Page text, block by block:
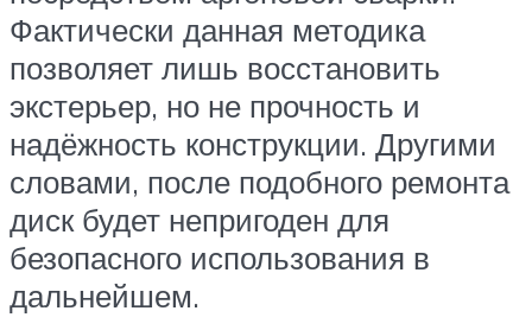
Фактически данная методика
позволяет лишь восстановить
экстерьер, но не прочность и
надёжность конструкции. Другими
словами, после подобного ремонта
диск будет непригоден для
безопасного использования в
дальнейшем.